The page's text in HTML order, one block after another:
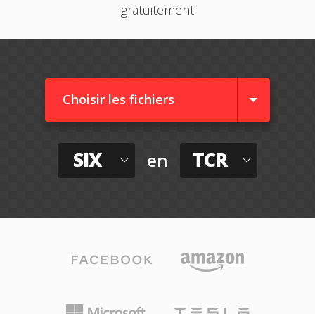
gratuitement
Choisir les fichiers
SIX en TCR